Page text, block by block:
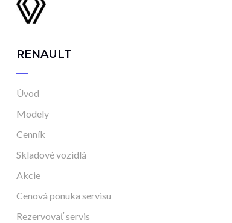
RENAULT
Úvod
Modely
Cenník
Skladové vozidlá
Akcie
Cenová ponuka servisu
Rezervovať servis